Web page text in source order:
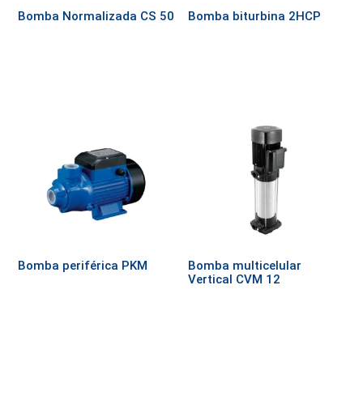
Bomba Normalizada CS 50 Bomba biturbina 2HCP
Bomba periférica PKM
Bomba multicelular
Vertical CVM 12